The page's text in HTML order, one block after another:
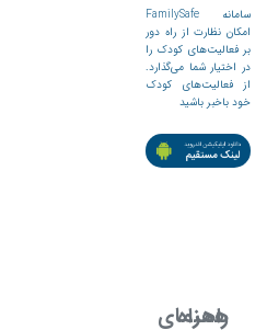
سامانه FamilySafe
امکان نظارت از راه دور
بر فعالیت‌های کودک را
در اختیار شما می‌گذارد.
از فعالیت‌های کودک
خود باخبر باشید
همراه
راهنمای